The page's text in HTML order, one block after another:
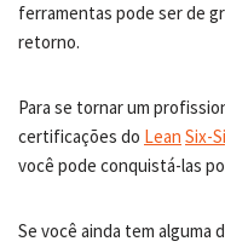
ferramentas pode ser de
retorno.
Para se tornar um
certificações do Lean Six-
você pode conquistá-las
Se você ainda tem alguma